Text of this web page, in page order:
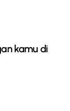
kamu di